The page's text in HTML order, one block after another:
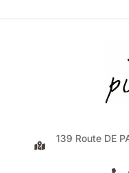
139 Route DE